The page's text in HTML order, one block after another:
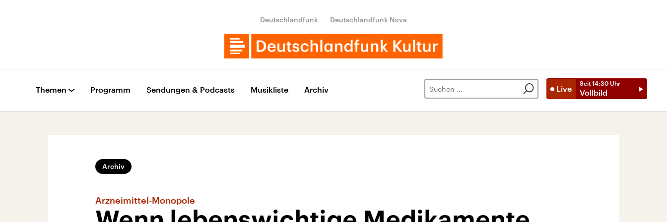
Deutschlandfunk Deutschlandfunk Nova
Live
Seit 14:30 Uhr
Vollbild
Themen Programm Sendungen & Podcasts Musikliste Archiv
Archiv
Arzneimittel-Monopole